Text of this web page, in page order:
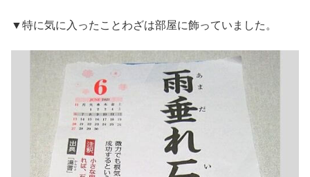
▼特に気に入ったことわざは部屋に飾っていました。